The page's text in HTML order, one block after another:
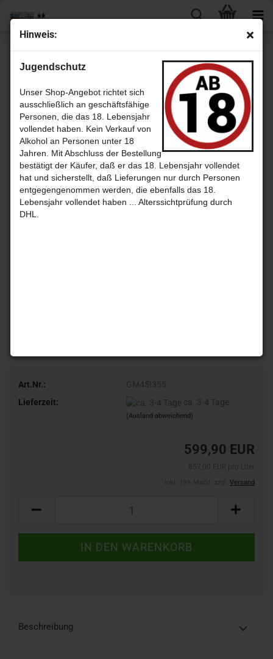
Hin­weis:
Jugendschutz
Unser Shop-Angebot richtet sich
ausschließlich an geschäftsfähige
Personen, die das 18. Lebensjahr
vollendet haben. Kein Verkauf von
Alkohol an Personen unter 18
Jahren. Mit Abschluss der Bestellung
bestätigt der Käufer, daß er das 18. Lebensjahr vollendet
hat und sicherstellt, daß Lieferungen nur durch Personen
entgegengenommen werden, die ebenfalls das 18.
Lebensjahr vollendet haben ... Alterssichtprüfung durch
DHL.
« Erster « zurück weiter »
Letzter »
27Artikel in dieser Kategorie
In­vergor­don 1972 - 45 Jahre Bour­bon Cask No. 13000018 mit 49,4% -
sin­gle Grain scotch Whis­ky von The Grain­man
Art.Nr.:
GM45I355
Lieferzeit:
ca. 3-4 Tage
(Ausland abweichend)
599,90 EUR
Versand
Beschreibung